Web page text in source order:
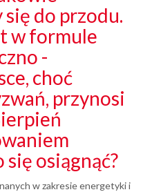
się do przodu.
w formule
-
choć
przynosi
się osiągnąć?
w zakresie energetyki i